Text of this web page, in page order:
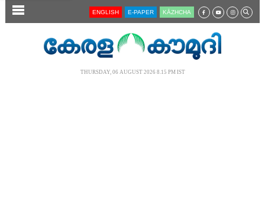
SECTIONS ENGLISH E-PAPER KĀZHCHA
THURSDAY, 06 AUGUST 2026 8.15 PM IST